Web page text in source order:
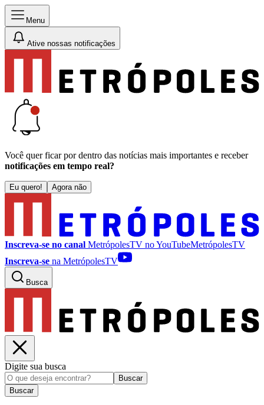
Menu
Ative nossas notificações
Você quer ficar por dentro das notícias mais importantes e receber
notificações em tempo real?
Eu quero! Agora não
Inscreva-se no canal MetrópolesTV noYouTubeMetrópolesTV
Inscreva-se na MetrópolesTV
Busca
Digite sua busca
Buscar
Buscar